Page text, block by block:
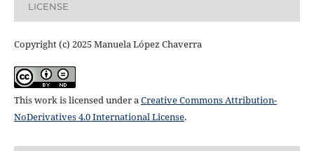
LICENSE
Copyright (c) 2025 Manuela López Chaverra
This work is licensed under aCreative Commons Attribution-
NoDerivatives 4.0 International License.